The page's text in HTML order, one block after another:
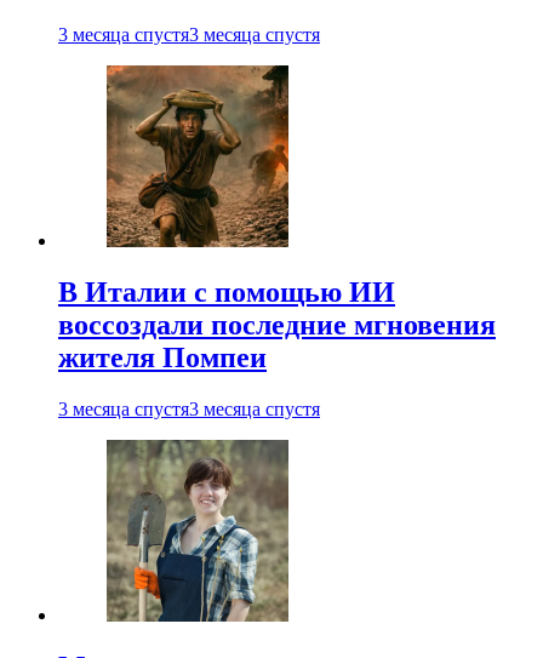
3 месяца спустя3 месяца спустя
В Италии с помощью ИИ
воссоздали последние мгновения
жителя Помпеи
3 месяца спустя3 месяца спустя